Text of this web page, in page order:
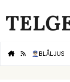
👮🏻‍♂️BLÅLJUS